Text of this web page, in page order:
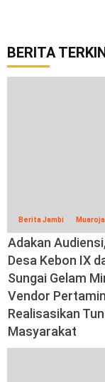
BERITA
Berita Jambi
Adakan
Desa Kebon IX
Sungai Gelam
Vendor
Realisasikan
Masyarakat